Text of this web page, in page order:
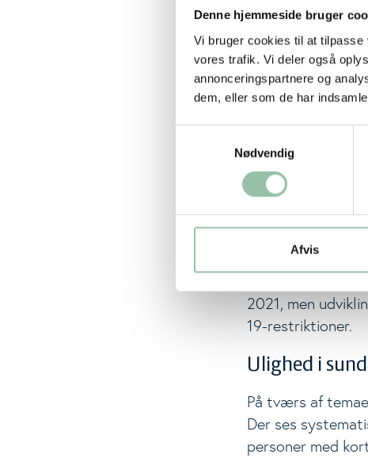
Denne hjemmeside bruger
Vi bruger cookies til at
vores trafik. Vi deler også
annonceringspartnere og
dem, eller som de har
Nødvendig
Afvis
Sundhedsprofil
fald i andelen,
tid. I 2025
10 genstande i
29,5 % har en
52,0 %.
Derudover har
dage, og 10,8 %
2021, men
19-restriktioner.
Ulighed i
På tværs af
Der ses
personer med